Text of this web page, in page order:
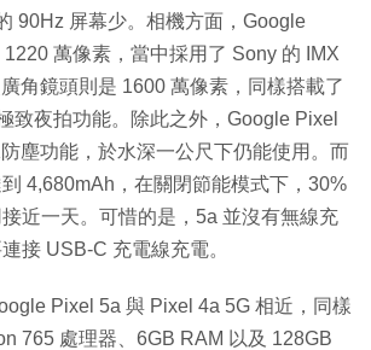
90Hz 屏幕少。相機方面，Google
萬像素，當中採用了 Sony 的 IMX
角鏡頭則是 1600 萬像素，同樣搭載了
致夜拍功能。除此之外，Google Pixel
塵功能，於水深一公尺下仍能使用。而
4,680mAh，在關閉節能模式下，30%
近一天。可惜的是，5a 並沒有無線充
接 USB-C 充電線充電。
Pixel 5a 與 Pixel 4a 5G 相近，同樣
765 處理器、6GB RAM 以及 128GB